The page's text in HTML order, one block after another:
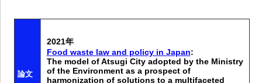
論文
2021年
Food waste law and policy in Japan:
The model of Atsugi City adopted by the Ministry
of the Environment as a prospect of
harmonization of solutions to a multifaceted